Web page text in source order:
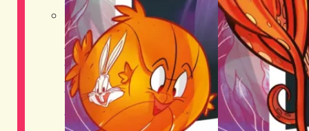
Food District Cosplay